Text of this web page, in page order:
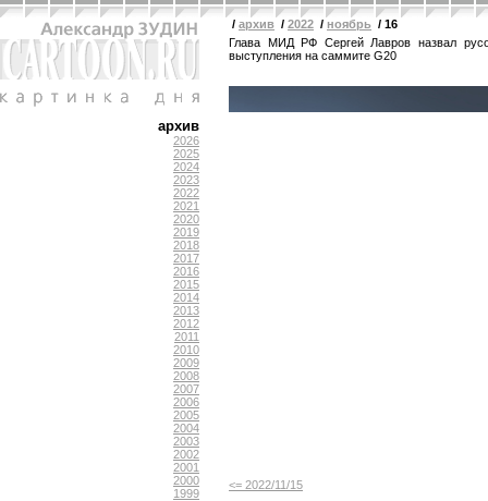
архив
2026
2025
2024
2023
2022
2021
2020
2019
2018
2017
2016
2015
2014
2013
2012
2011
2010
2009
2008
2007
2006
2005
2004
2003
2002
2001
2000
1999
/ архив / 2022 / ноябрь / 16
Глава МИД РФ Сергей Лавров назвал
выступления на саммите G20
<= 2022/11/15